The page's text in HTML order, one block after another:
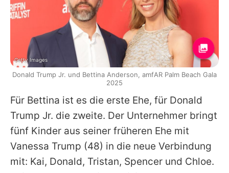
Für Bettina ist es die erste Ehe, für Donald
Trump Jr. die zweite. Der Unternehmer bringt
fünf Kinder aus seiner früheren Ehe mit
Vanessa Trump (48) in die neue Verbindung
mit: Kai, Donald, Tristan, Spencer und Chloe.
Getty Images
Donald Trump Jr. und Bettina Anderson, amfAR Palm Beach Gala
2025